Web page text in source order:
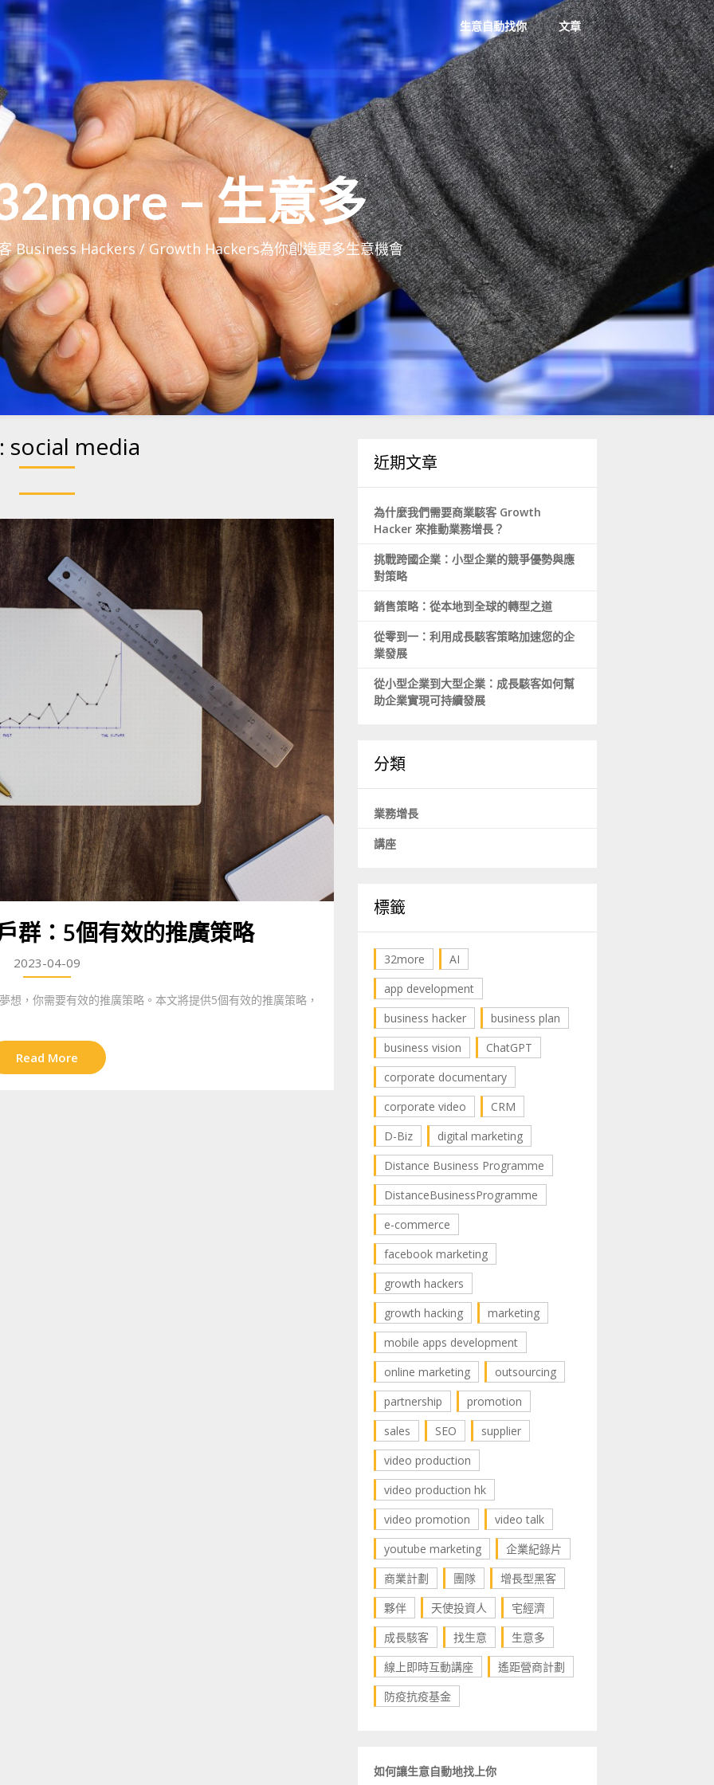
生意自動找你 文章
– 生意多
Business Hackers / Growth Hackers為你創造更多生意機會
social media
群：5個有效的推廣策略
2023-04-09
想，你需要有效的推廣策略。本文將提供5個有效的推廣策略，
Read More
近期文章
為什麼我們需要商業駭客 Growth
Hacker 來推動業務增長？
挑戰跨國企業：小型企業的競爭優勢與應
對策略
銷售策略：從本地到全球的轉型之道
從零到一：利用成長駭客策略加速您的企
業發展
從小型企業到大型企業：成長駭客如何幫
助企業實現可持續發展
分類
業務增長
講座
標籤
32more
AI
app development
business hacker
business plan
business vision
ChatGPT
corporate documentary
corporate video
CRM
D-Biz
digital marketing
Distance Business Programme
DistanceBusinessProgramme
e-commerce
facebook marketing
growth hackers
growth hacking
marketing
mobile apps development
online marketing
outsourcing
partnership
promotion
sales
SEO
supplier
video production
video production hk
video promotion
video talk
youtube marketing
企業紀錄片
商業計劃
團隊
增長型黑客
夥伴
天使投資人
宅經濟
成長駭客
找生意
生意多
線上即時互動講座
遙距營商計劃
防疫抗疫基金
如何讓生意自動地找上你